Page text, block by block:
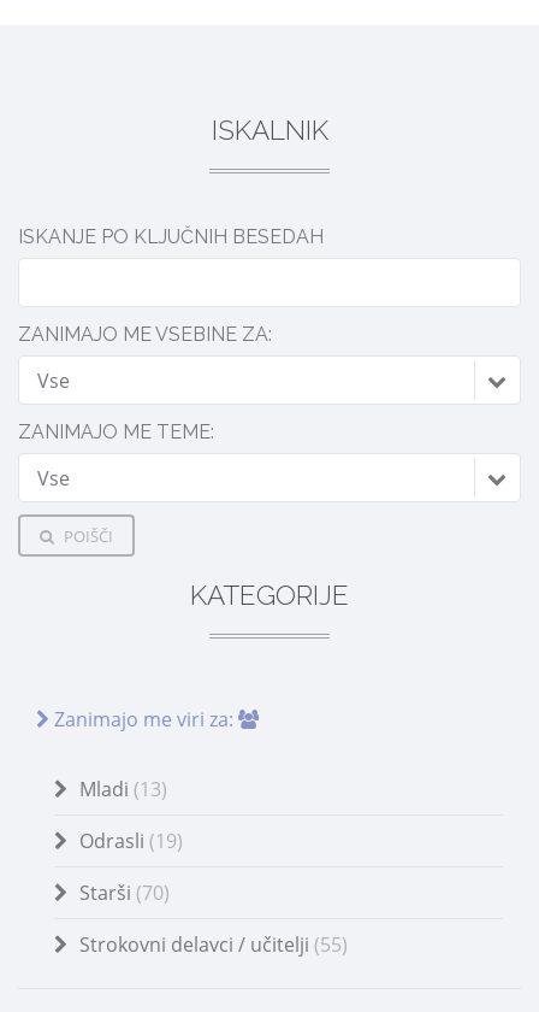
ISKALNIK
ISKANJE PO KLJUČNIH BESEDAH
ZANIMAJO ME VSEBINE ZA:
Vse
ZANIMAJO ME TEME:
Vse
POIŠČI
KATEGORIJE
Zanimajo me viri za:
Mladi (13)
Odrasli (19)
Starši (70)
Strokovni delavci / učitelji (55)